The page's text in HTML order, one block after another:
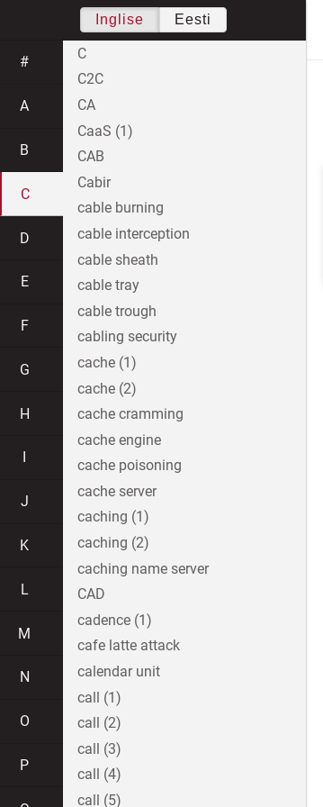
Inglise Eesti
#
A
B
C
D
E
F
G
H
J
K
L
M
N
O
P
C
C2C
CA
CaaS (1)
CAB
Cabir
cable burning
cable interception
cable sheath
cable tray
cable trough
cabling security
cache (1)
cache (2)
cache cramming
cache engine
cache poisoning
cache server
caching (1)
caching (2)
caching name server
CAD
cadence (1)
cafe latte attack
calendar unit
call (1)
call (2)
call (3)
call (4)
call (5)